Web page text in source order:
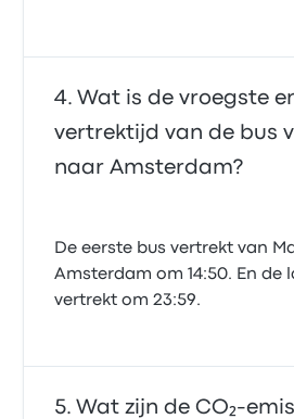
Wat is de vroegste
vertrektijd van de bus
naar Amsterdam?
De eerste bus vertrekt van
Amsterdam om 14:50. En de
vertrekt om 23:59.
Wat zijn de CO₂-